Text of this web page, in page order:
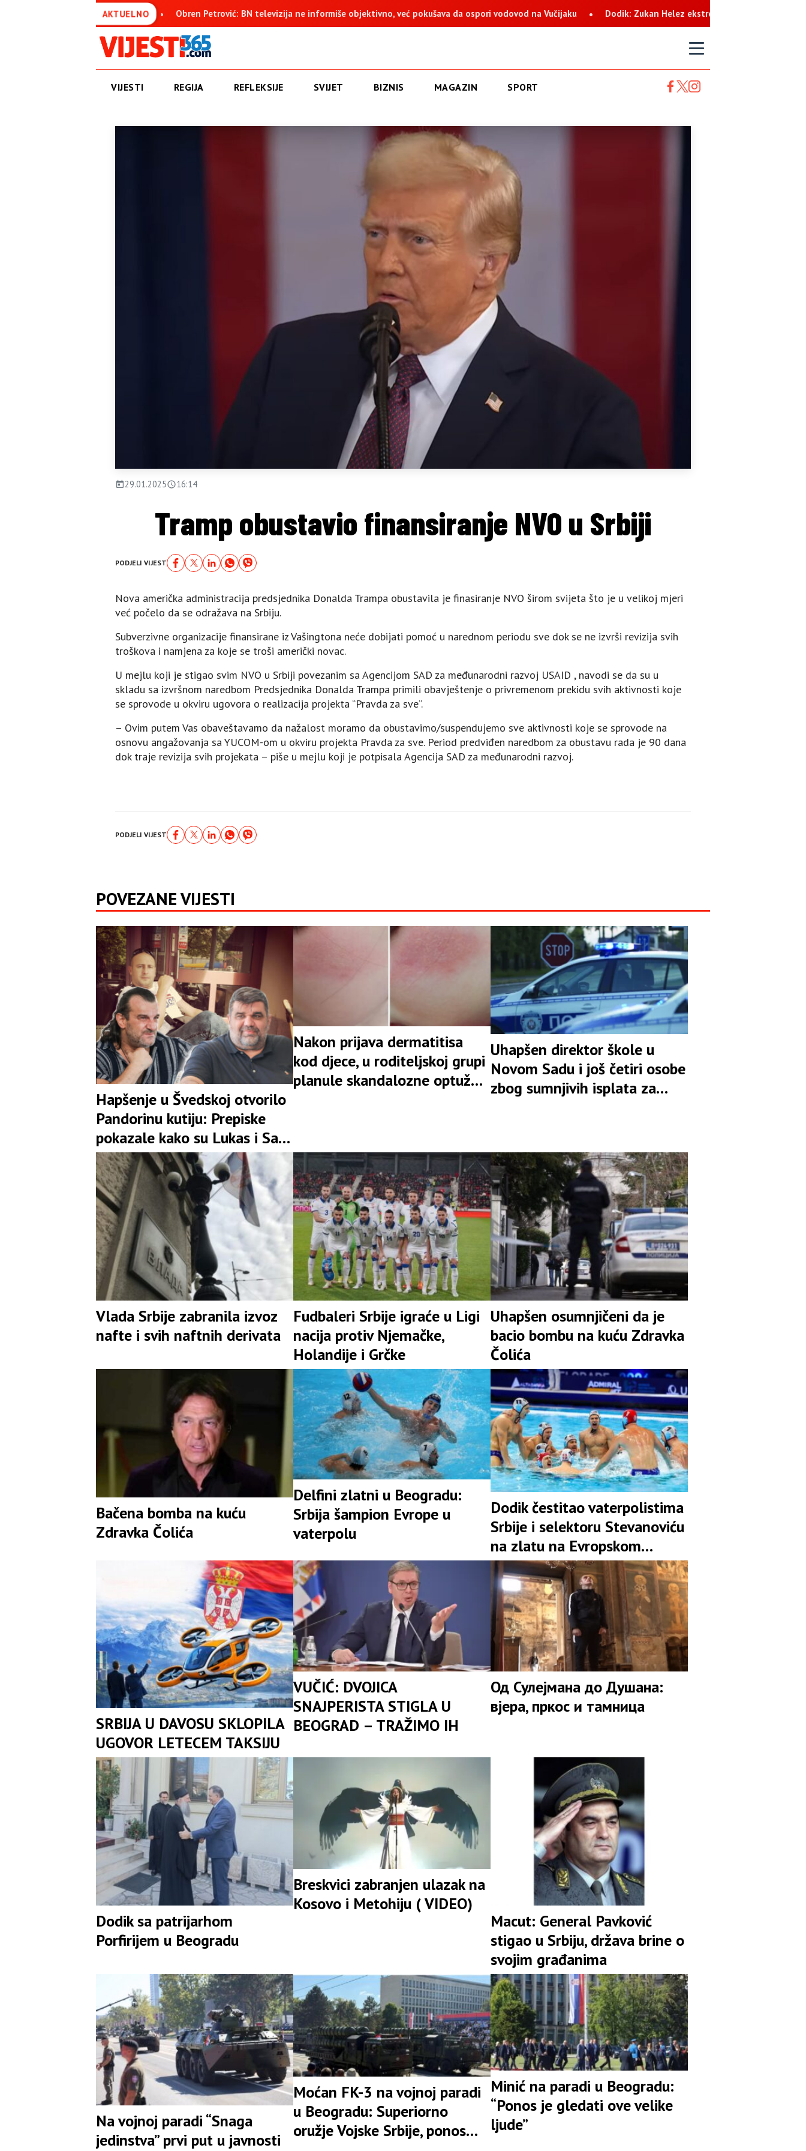
AKTUELNO
Obren Petrović: BN televizija ne informiše objektivno, već pokušava da ospori vodovod na Vučijaku Dodik: Zukan Helez ekstremista koji svaku priliku koristi za netrpeljivost
VIJESTI REGIJA REFLEKSIJE SVIJET BIZNIS MAGAZIN SPORT
29.01.2025 16:14
Tramp obustavio finansiranje NVO u Srbiji
PODJELI VIJEST
Nova američka administracija predsjednika Donalda Trampa obustavila je finasiranje NVO širom svijeta što je u velikoj mjeri
već počelo da se odražava na Srbiju.
Subverzivne organizacije finansirane iz Vašingtona neće dobijati pomoć u narednom periodu sve dok se ne izvrši revizija svih
troškova i namjena za koje se troši američki novac.
U mejlu koji je stigao svim NVO u Srbiji povezanim sa Agencijom SAD za međunarodni razvoj USAID , navodi se da su u
skladu sa izvršnom naredbom Predsjednika Donalda Trampa primili obavještenje o privremenom prekidu svih aktivnosti koje
se sprovode u okviru ugovora o realizacija projekta “Pravda za sve”.
– Ovim putem Vas obaveštavamo da nažalost moramo da obustavimo/suspendujemo sve aktivnosti koje se sprovode na
osnovu angažovanja sa YUCOM-om u okviru projekta Pravda za sve. Period predviđen naredbom za obustavu rada je 90 dana
dok traje revizija svih projekata – piše u mejlu koji je potpisala Agencija SAD za međunarodni razvoj.
PODJELI VIJEST
POVEZANE VIJESTI
Hapšenje u Švedskoj otvorilo
Pandorinu kutiju: Prepiske
pokazale kako su Lukas i Saša
Mirković pokušali izbjeći
porez Srbiji
Nakon prijava dermatitisa
kod djece, u roditeljskoj grupi
planule skandalozne optužbe
Uhapšen direktor škole u
Novom Sadu i još četiri osobe
zbog sumnjivih isplata za
Vlada Srbije zabranila izvoz
nafte i svih naftnih derivata
Fudbaleri Srbije igraće u Ligi
nacija protiv Njemačke,
Holandije i Grčke
Uhapšen osumnjičeni da je
bacio bombu na kuću Zdravka
Čolića
Bačena bomba na kuću
Zdravka Čolića
Delfini zlatni u Beogradu:
Srbija šampion Evrope u
vaterpolu
Dodik čestitao vaterpolistima
Srbije i selektoru Stevanoviću
na zlatu na Evropskom
prvenstvu
SRBIJA U DAVOSU SKLOPILA
UGOVOR LETECEM TAKSIJU
VUČIĆ: DVOJICA
SNAJPERISTA STIGLA U
BEOGRAD – TRAŽIMO IH
Од Сулејмана до Душана:
вјера, пркос и тамница
Dodik sa patrijarhom
Porfirijem u Beogradu
Breskvici zabranjen ulazak na
Kosovo i Metohiju ( VIDEO)
Macut: General Pavković
stigao u Srbiju, država brine o
svojim građanima
Na vojnoj paradi “Snaga
jedinstva” prvi put u javnosti
Moćan FK-3 na vojnoj paradi
u Beogradu: Superiorno
oružje Vojske Srbije, ponos
Minić na paradi u Beogradu:
“Ponos je gledati ove velike
ljude”